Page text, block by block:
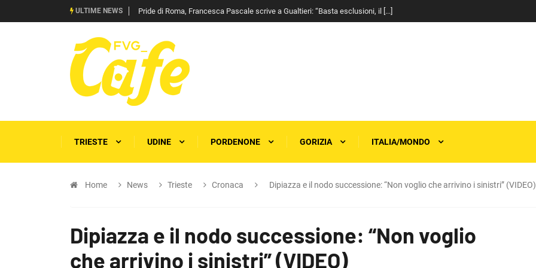
ULTIME NEWS Pride di Roma, Francesca Pascale scrive a Gualtieri: “Basta esclusioni, il [...]
TRIESTE UDINE PORDENONE GORIZIA ITALIA/MONDO
Home News Trieste Cronaca Dipiazza e il nodo successione: “Non voglio che arrivino i sinistri” (VIDEO)
Dipiazza e il nodo successione: “Non voglio
che arrivino i sinistri” (VIDEO)